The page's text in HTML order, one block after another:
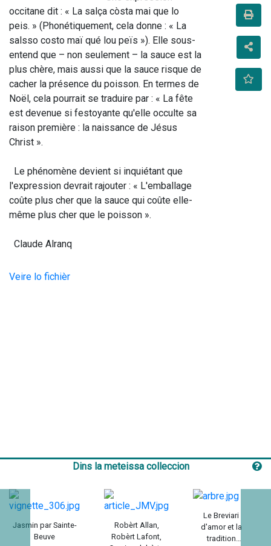
occitane dit : « La salça còsta mai que lo
peis. » (Phonétiquement, cela donne : « La
salsso costo maï qué lou peïs »). Elle sous-
entend que – non seulement – la sauce est la
plus chère, mais aussi que la sauce risque de
cacher la présence du poisson. En termes de
Noël, cela pourrait se traduire par : « La fête
est devenue si festoyante qu'elle occulte sa
raison première : la naissance de Jésus
Christ ».
l'expression devrait rajouter : « L'emballage
coûte plus cher que la sauce qui coûte elle-
même plus cher que le poisson ».
  Claude Alranq
Veire lo fichièr
Dins la meteissa colleccion
Jasmin par Sainte-
Beuve
Robèrt Allan,
Robèrt Lafont,
Le Breviari
d'amor et la
tradition